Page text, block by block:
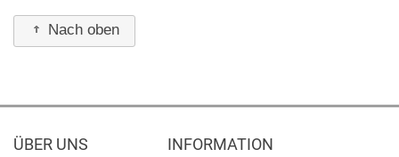
Nach oben
ÜBER UNS INFORMATION